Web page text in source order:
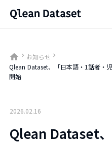
home keyboard_arrow_right お知らせ keyboard_arrow_right
Qlean Dataset、「日本語・1話者・
開始
2026.02.16
Qlean Dataset